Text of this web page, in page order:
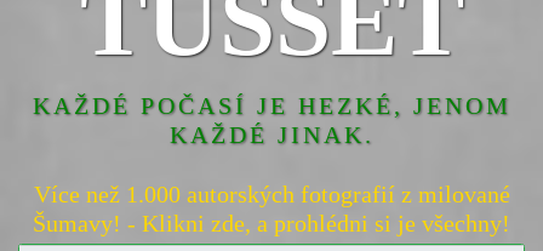
KAŽDÉ POČASÍ JE HEZKÉ, JENOM
KAŽDÉ JINAK.
Více než 1.000 autorských fotografií z milované
Šumavy! - Klikni zde, a prohlédni si je všechny!